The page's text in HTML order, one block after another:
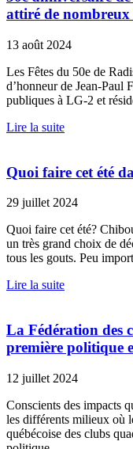
attiré de nombreux
13 août 2024
Les Fêtes du 50e de
d’honneur de Jean-Paul
publiques à LG-2 et
Lire la suite
Quoi faire cet été
29 juillet 2024
Quoi faire cet été?
un très grand choix de
tous les gouts. Peu
Lire la suite
La Fédération des
première politique
12 juillet 2024
Conscients des impacts
les différents milieux où
québécoise des clubs